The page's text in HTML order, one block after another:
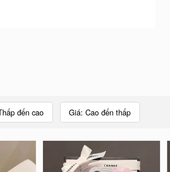
đến cao Giá: Cao đến thấp